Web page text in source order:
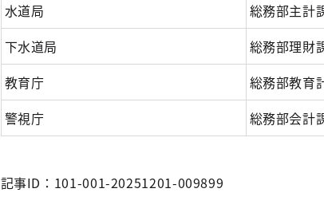
水道局
総務部主計
下水道局
総務部理財
教育庁
総務部教育
警視庁
総務部会計
記事ID：101-001-20251201-009899